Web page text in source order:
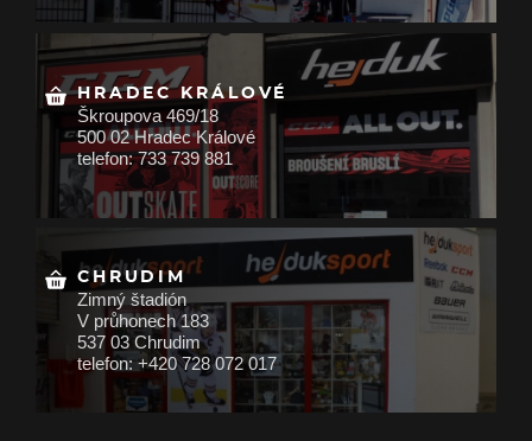
HRADEC KRÁLOVÉ
Škroupova 469/18
500 02 Hradec Králové
telefon: 733 739 881
CHRUDIM
Zimný štadión
V průhonech 183
537 03 Chrudim
telefon: +420 728 072 017